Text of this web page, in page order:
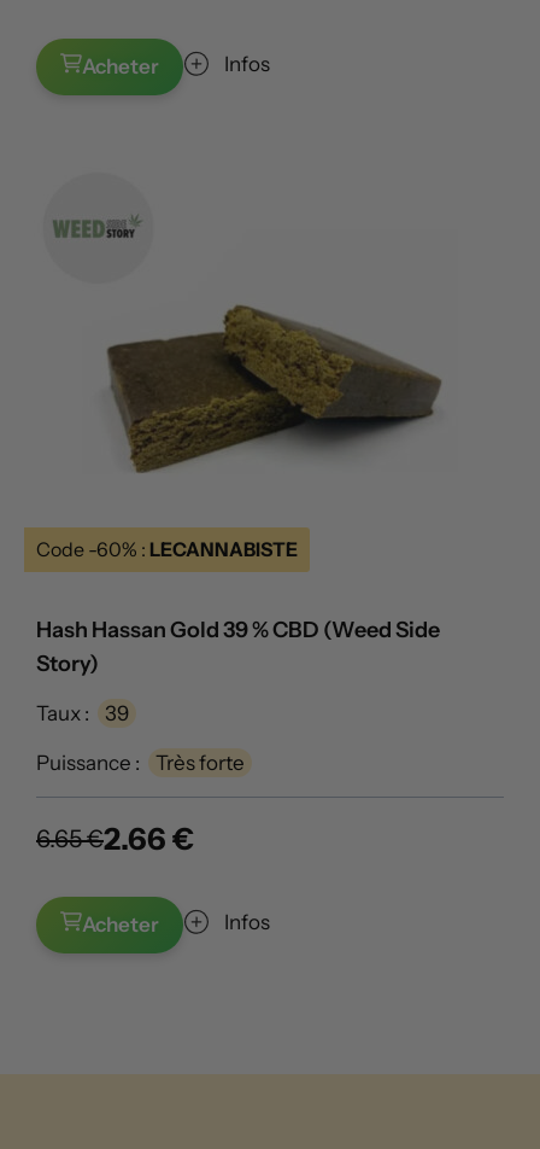
Acheter Infos
Code -60% : LECANNABISTE
Hash Hassan Gold 39 % CBD (Weed Side
Story)
Taux : 39
Puissance : Très forte
6.65 €2.66 €
Acheter Infos